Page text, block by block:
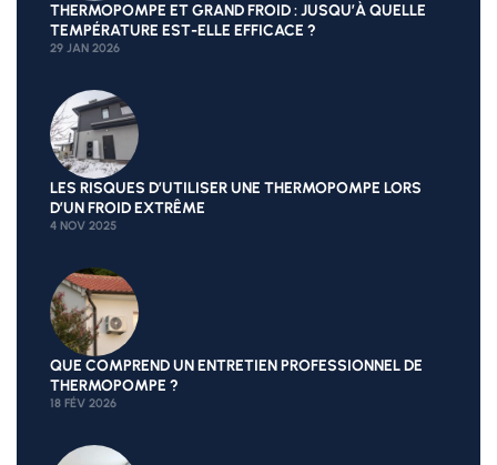
THERMOPOMPE ET GRAND FROID : JUSQU’À QUELLE
TEMPÉRATURE EST-ELLE EFFICACE ?
29 JAN 2026
LES RISQUES D’UTILISER UNE THERMOPOMPE LORS
D’UN FROID EXTRÊME
4 NOV 2025
QUE COMPREND UN ENTRETIEN PROFESSIONNEL DE
THERMOPOMPE ?
18 FÉV 2026